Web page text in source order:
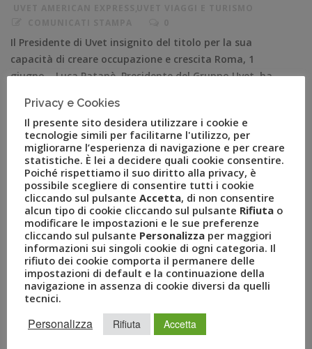
Il Presidente di Uvet insignito del titolo per la sua
capacità di creare occupazione e crescita Roma, 1
giugno – Luca Patanè, Presidente del Gruppo Uvet, ha
della Repubblica Sergio Mattarella, su proposta del
Ministro dello Sviluppo Economico Carlo Calenda, ha
nominato 25 nuovi cavalieri, di […]
Privacy e Cookies
Il presente sito desidera utilizzare i cookie e
tecnologie simili per facilitarne l'utilizzo, per
migliorarne l’esperienza di navigazione e per creare
statistiche. È lei a decidere quali cookie consentire.
Poiché rispettiamo il suo diritto alla privacy, è
possibile scegliere di consentire tutti i cookie
cliccando sul pulsante Accetta, di non consentire
alcun tipo di cookie cliccando sul pulsante Rifiuta o
modificare le impostazioni e le sue preferenze
cliccando sul pulsante Personalizza per maggiori
informazioni sui singoli cookie di ogni categoria. Il
rifiuto dei cookie comporta il permanere delle
impostazioni di default e la continuazione della
navigazione in assenza di cookie diversi da quelli
tecnici.
Personalizza Rifiuta Accetta